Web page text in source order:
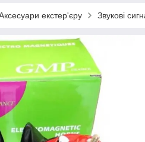
екстер'єру Звукові